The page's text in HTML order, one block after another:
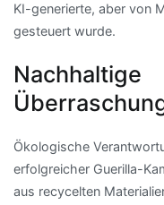
KI-generierte, aber von
gesteuert wurde.
Nachhaltige
Ökologische
erfolgreicher Guerilla-
aus recycelten